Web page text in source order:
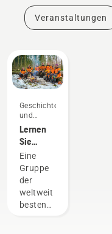
Veranstaltungen
Geschichten
und
Inspiration
Lernen
Sie
unsere
Markenbotschafter
kennen
Eine
Gruppe
der
weltweit
besten